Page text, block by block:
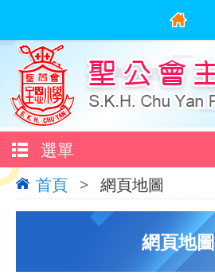
選單
首頁 > 網頁地圖
網頁地圖